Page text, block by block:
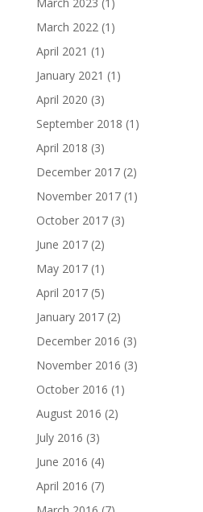
March 2022(1)
April 2021 (1)
January 2021 (1)
April 2020 (3)
September 2018 (1)
April 2018 (3)
December 2017(2)
November 2017(1)
October 2017(3)
June 2017(2)
May 2017(1)
April 2017(5)
January 2017(2)
December 2016 (3)
November 2016 (3)
October 2016 (1)
August 2016 (2)
July 2016 (3)
June 2016 (4)
April 2016 (7)